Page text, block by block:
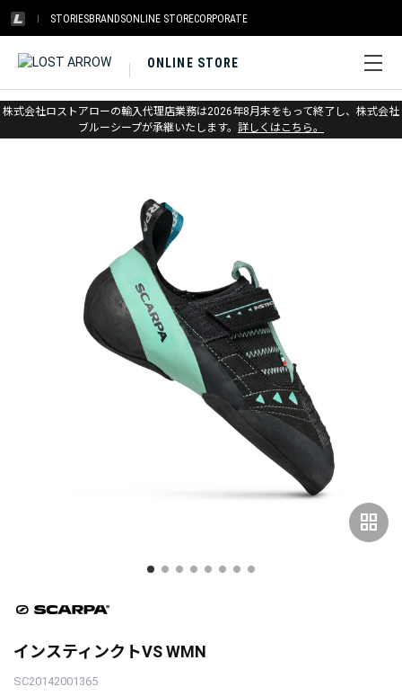
STORIESBRANDSONLINE STORECORPORATE
ONLINE STORE
株式会社ロストアローの輸入代理店業務は2026年8月末をもって終了し、株式会社
ブルーシープが承継いたします。 詳しくはこちら。
ホーム > スカルパ > クライミング
grid_view
インスティンクトVS WMN
SC20142001365